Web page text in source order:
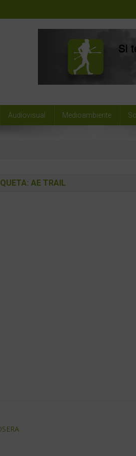
Audiovisual Medioambiente
AE TRAIL